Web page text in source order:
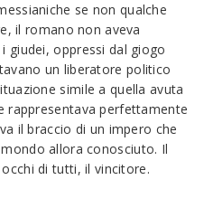
se non qualche
il romano non aveva
giudei, oppressi dal giogo
un liberatore politico
simile a quella avuta
rappresentava perfettamente
il braccio di un impero che
allora conosciuto. Il
di tutti, il vincitore.